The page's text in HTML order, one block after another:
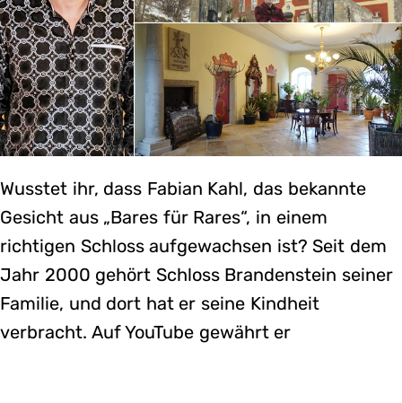
Wusstet ihr, dass Fabian Kahl, das bekannte
Gesicht aus „Bares für Rares“, in einem
richtigen Schloss aufgewachsen ist? Seit dem
Jahr 2000 gehört Schloss Brandenstein seiner
Familie, und dort hat er seine Kindheit
verbracht. Auf YouTube gewährt er